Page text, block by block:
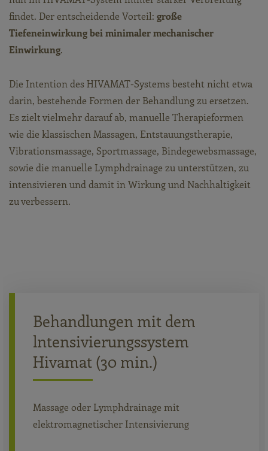
findet. Der entscheidende Vorteil: große
Tiefeneinwirkung bei minimaler mechanischer
Einwirkung.
Die Intention des HIVAMAT-Systems besteht nicht etwa
darin, bestehende Formen der Behandlung zu ersetzen.
Es zielt vielmehr darauf ab, manuelle Therapieformen
wie die klassischen Massagen, Entstauungstherapie,
Vibrationsmassage, Sportmassage, Bindegewebsmassage,
sowie die manuelle Lymphdrainage zu unterstützen, zu
intensivieren und damit in Wirkung und Nachhaltigkeit
zu verbessern.
Behandlungen mit dem
lntensivierungssystem
Hivamat (30 min.)
Massage oder Lymphdrainage mit
elektromagnetischer Intensivierung